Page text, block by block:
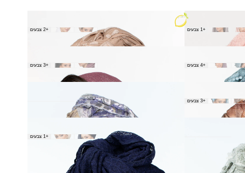
+1 צבעים
צעיף אלומה
+2 צבעים
+4 צבעים +3 צבעים
+3 צבעים
₪
+1 צבעים